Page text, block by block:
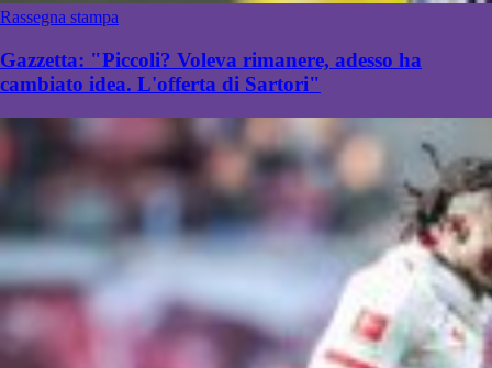
Rassegna stampa
Gazzetta: "Piccoli? Voleva rimanere, adesso ha
cambiato idea. L'offerta di Sartori"